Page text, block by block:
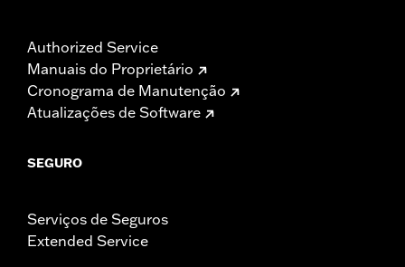
Authorized Service
Manuais do Proprietário
Cronograma de Manutenção
Atualizações de Software
SEGURO
Serviços de Seguros
Extended Service